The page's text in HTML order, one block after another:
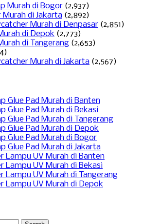
Murah di Bogor (2,937)
Murah di Jakarta (2,892)
Murah di Denpasar (2,851)
di Depok (2,773)
di Tangerang (2,653)
Murah di Jakarta (2,567)
Glue Pad Murah di Banten
Glue Pad Murah di Bekasi
Glue Pad Murah di Tangerang
Glue Pad Murah di Depok
Glue Pad Murah di Bogor
Glue Pad Murah di Jakarta
Lampu UV Murah di Banten
Lampu UV Murah di Bekasi
Lampu UV Murah di Tangerang
Lampu UV Murah di Depok